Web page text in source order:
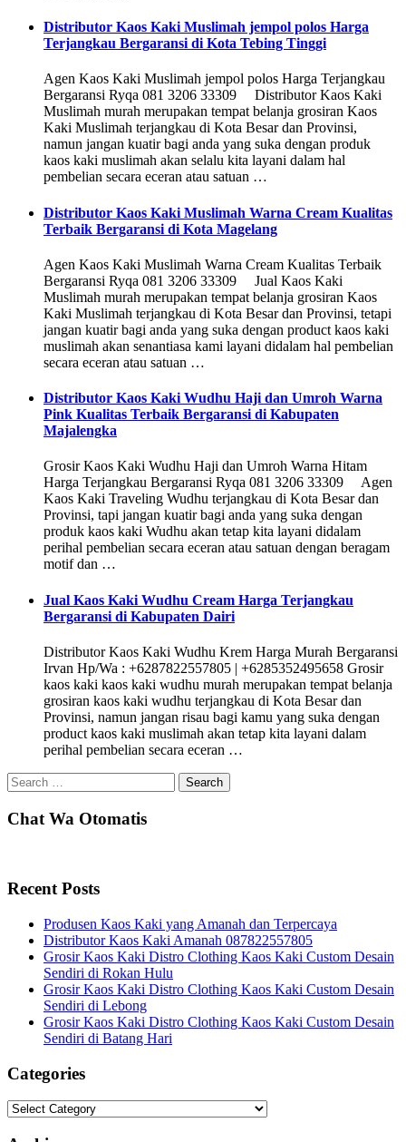
Distributor Kaos Kaki Muslimah jempol polos Harga
Terjangkau Bergaransi di Kota Tebing Tinggi
Agen Kaos Kaki Muslimah jempol polos Harga Terjangkau
Bergaransi Ryqa 081 3206 33309 Distributor Kaos Kaki
Muslimah murah merupakan tempat belanja grosiran Kaos
Kaki Muslimah terjangkau di Kota Besar dan Provinsi,
namun jangan kuatir bagi anda yang suka dengan produk
kaos kaki muslimah akan selalu kita layani dalam hal
pembelian secara eceran atau satuan …
Distributor Kaos Kaki Muslimah Warna Cream Kualitas
Terbaik Bergaransi di Kota Magelang
Agen Kaos Kaki Muslimah Warna Cream Kualitas Terbaik
Bergaransi Ryqa 081 3206 33309 Jual Kaos Kaki
Muslimah murah merupakan tempat belanja grosiran Kaos
Kaki Muslimah terjangkau di Kota Besar dan Provinsi, tetapi
jangan kuatir bagi anda yang suka dengan product kaos kaki
muslimah akan senantiasa kami layani didalam hal pembelian
secara eceran atau satuan …
Distributor Kaos Kaki Wudhu Haji dan Umroh Warna
Pink Kualitas Terbaik Bergaransi di Kabupaten
Majalengka
Grosir Kaos Kaki Wudhu Haji dan Umroh Warna Hitam
Harga Terjangkau Bergaransi Ryqa 081 3206 33309 Agen
Kaos Kaki Traveling Wudhu terjangkau di Kota Besar dan
Provinsi, tapi jangan kuatir bagi anda yang suka dengan
produk kaos kaki Wudhu akan tetap kita layani didalam
perihal pembelian secara eceran atau satuan dengan beragam
motif dan …
Jual Kaos Kaki Wudhu Cream Harga Terjangkau
Bergaransi di Kabupaten Dairi
Distributor Kaos Kaki Wudhu Krem Harga Murah Bergaransi
Irvan Hp/Wa : +6287822557805 | +6285352495658 Grosir
kaos kaki kaos kaki wudhu murah merupakan tempat belanja
grosiran kaos kaki wudhu terjangkau di Kota Besar dan
Provinsi, namun jangan risau bagi kamu yang suka dengan
product kaos kaki muslimah akan tetap kita layani dalam
perihal pembelian secara eceran …
Search
for:
Chat Wa Otomatis
Recent Posts
Produsen Kaos Kaki yang Amanah dan Terpercaya
Distributor Kaos Kaki Amanah 087822557805
Grosir Kaos Kaki Distro Clothing Kaos Kaki Custom Desain
Sendiri di Rokan Hulu
Grosir Kaos Kaki Distro Clothing Kaos Kaki Custom Desain
Sendiri di Lebong
Grosir Kaos Kaki Distro Clothing Kaos Kaki Custom Desain
Sendiri di Batang Hari
Categories
Categories